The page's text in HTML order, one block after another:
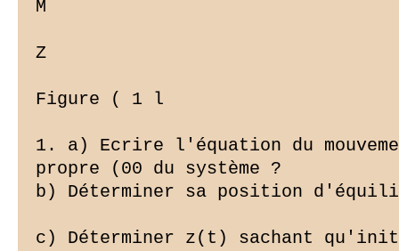
M
Z
Figure ( 1 l
1. a) Ecrire l'équation du
propre (00 du système ?
b) Déterminer sa position
c) Déterminer z(t) sachant